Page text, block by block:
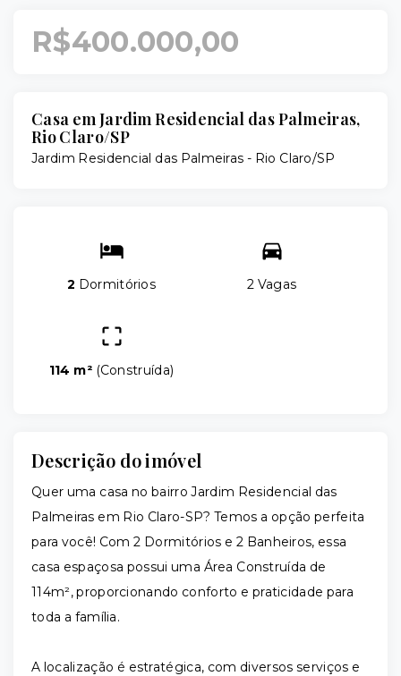
R$400.000,00
Casa em Jardim Residencial das Palmeiras,
Rio Claro/SP
Jardim Residencial das Palmeiras - Rio Claro/SP
2 Dormitórios 2 Vagas
114 m² (Construída)
Descrição do imóvel
Quer uma casa no bairro Jardim Residencial das
Palmeiras em Rio Claro-SP? Temos a opção perfeita
para você! Com 2 Dormitórios e 2 Banheiros, essa
casa espaçosa possui uma Área Construída de
114m², proporcionando conforto e praticidade para
toda a família.
A localização é estratégica, com diversos serviços e